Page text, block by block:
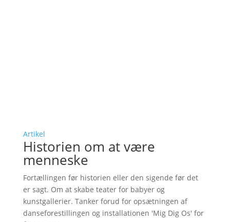
Artikel
Historien om at være
menneske
Fortællingen før historien eller den sigende før det
er sagt. Om at skabe teater for babyer og
kunstgallerier. Tanker forud for opsætningen af
danseforestillingen og installationen 'Mig Dig Os' for